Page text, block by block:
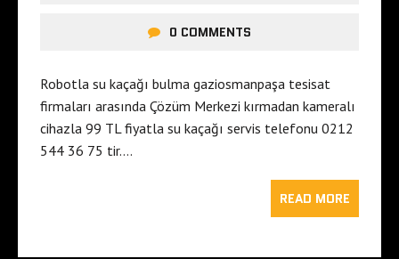
0 COMMENTS
Robotla su kaçağı bulma gaziosmanpaşa tesisat
firmaları arasında Çözüm Merkezi kırmadan kameralı
cihazla 99 TL fiyatla su kaçağı servis telefonu 0212
544 36 75 tir….
READ MORE